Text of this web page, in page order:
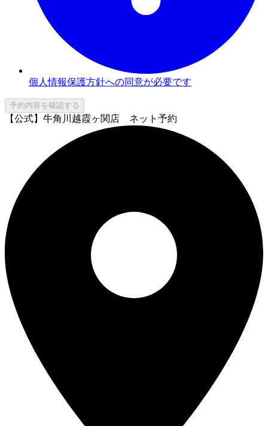
個人情報保護方針への同意が必要です
予約内容を確認する
【公式】牛角川越霞ヶ関店 ネット予約